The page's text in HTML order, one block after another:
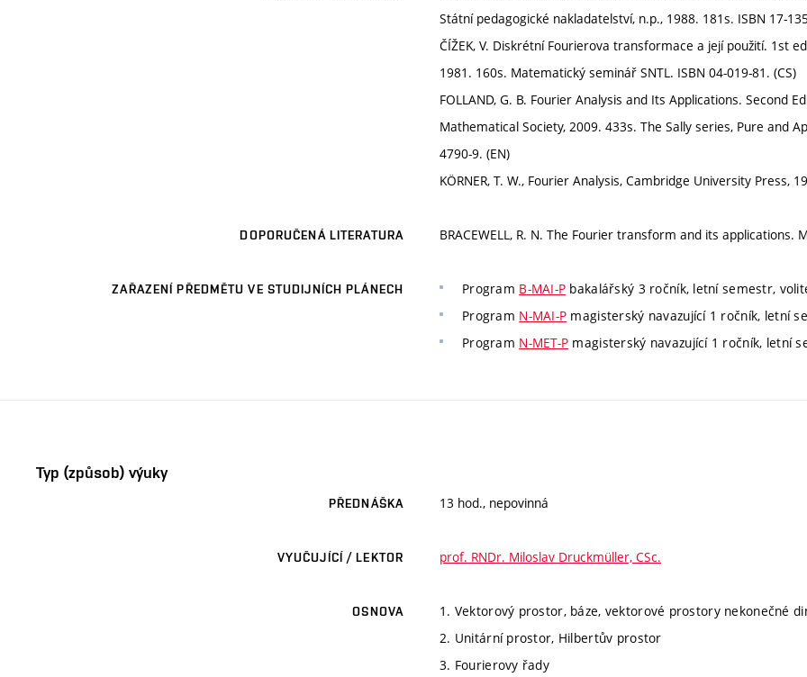
Státní pedagogické nakladatelství, n.p., 1988. 181s. ISBN 17-
ČÍŽEK, V. Diskrétní Fourierova transformace a její použití. 1st
1981. 160s. Matematický seminář SNTL. ISBN 04-019-81. (CS)
FOLLAND, G. B. Fourier Analysis and Its Applications. Second
Mathematical Society, 2009. 433s. The Sally series, Pure and
4790-9. (EN)
KÖRNER, T. W., Fourier Analysis, Cambridge University Press,
DOPORUČENÁ LITERATURA BRACEWELL, R. N. The Fourier transform and its applications.
ZAŘAZENÍ PŘEDMĚTU VE STUDIJNÍCH PLÁNECH Program B-MAI-P bakalářský 3 ročník, letní semestr,
Program N-MAI-P magisterský navazující 1 ročník, letní
Program N-MET-P magisterský navazující 1 ročník, letní
Typ (způsob) výuky
PŘEDNÁŠKA 13 hod., nepovinná
VYUČUJÍCÍ / LEKTOR prof. RNDr. Miloslav Druckmüller, CSc.
OSNOVA
1. Vektorový prostor, báze, vektorové prostory nekonečné
2. Unitární prostor, Hilbertův prostor
3. Fourierovy řady